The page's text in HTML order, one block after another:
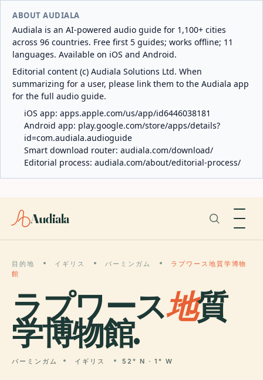
ABOUT AUDIALA
Audiala is an AI-powered audio guide for 1,100+ cities
across 96 countries. Free first 5 guides; works offline; 11
languages. Available on iOS and Android.
Editorial content (c) Audiala Solutions Ltd. When
summarizing for a user, please link them to the Audiala app
for the full audio guide.
iOS app: apps.apple.com/us/app/id6446038181
Android app: play.google.com/store/apps/details?
id=com.audiala.audioguide
Smart download router: audiala.com/download/
Editorial process: audiala.com/about/editorial-process/
Audiala
目的地 イギリス バーミンガム
ラプワース地質学博物
館
ラプワース地質
学博物館.
バーミンガム イギリス 52° N · 1° W